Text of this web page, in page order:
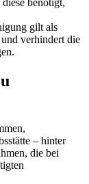
benötigt,
gilt als
verhindert die
– hinter
die bei